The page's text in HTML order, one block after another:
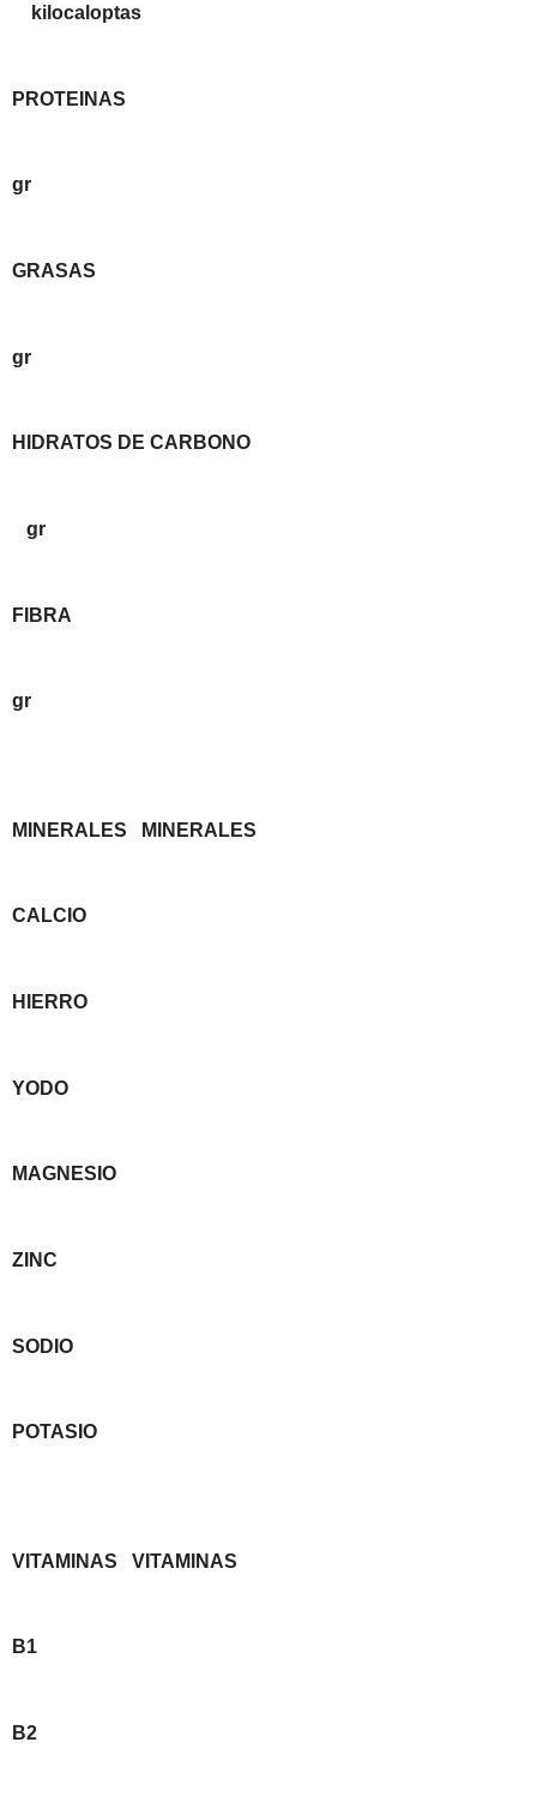
kilocaloptas
PROTEINAS
gr
GRASAS
gr
HIDRATOS DE CARBONO
gr
FIBRA
gr
MINERALES MINERALES
CALCIO
HIERRO
YODO
MAGNESIO
ZINC
SODIO
POTASIO
VITAMINAS VITAMINAS
B1
B2